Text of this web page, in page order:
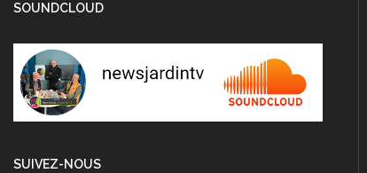
SOUNDCLOUD
SUIVEZ-NOUS